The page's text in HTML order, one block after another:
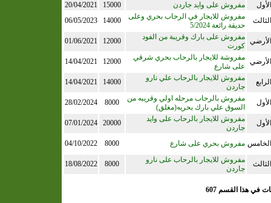
الأول
مفروش على وايد جاردن 15000
20/04/2021
الثالث
مفروش للايجار في الرحاب بحري وعلى
حديقة رائعة 5/2024
14000
06/05/2023
الأرضي
مفروش على بارك وقريبة من الفود
كورت
12000
01/06/2021
الأرضي
مفروشة للايجار بالرحاب بحري شرقي
على شارع
12000
14/04/2021
الرابع
مفروش للايجار بالرحاب علي نارو
جاردن
14000
14/04/2021
الأول
مفروش بالرحاب مرحله اولي وقريبه من
السوق علي بارك بحريه(مغلق)
8000
28/02/2024
الأول
مفروش للايجار بالرحاب على وايد
جاردن
20000
07/01/2024
الخامس مفروش بحري على شارع 8000
04/10/2022
الثالث
مفروش للايجار بالرحاب على نارو
جاردن
8000
18/08/2022
في هذا القسم 607